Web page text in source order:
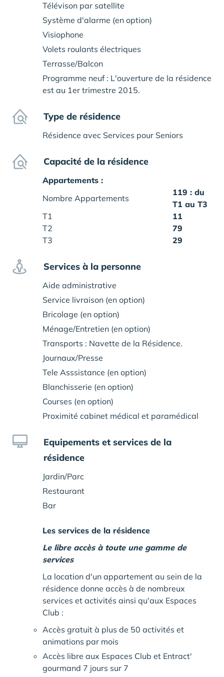
Télévison par satellite
Système d'alarme (en option)
Visiophone
Volets roulants électriques
Terrasse/Balcon
Programme neuf : L'ouverture de la résidence
est au 1er trimestre 2015.
Type de résidence
Résidence avec Services pour Seniors
Capacité de la résidence
Appartements :
Nombre Appartements
119 : du
T1 au T3
T1
11
T2
79
T3
29
Services à la personne
Aide administrative
Service livraison (en option)
Bricolage (en option)
Ménage/Entretien (en option)
Transports : Navette de la Résidence.
Journaux/Presse
Tele Asssistance (en option)
Blanchisserie (en option)
Courses (en option)
Proximité cabinet médical et paramédical
Equipements et services de la
résidence
Jardin/Parc
Restaurant
Bar
Les services de la résidence
Le libre accès à toute une gamme de
services
La location d'un appartement au sein de la
résidence donne accès à de nombreux
services et activités ainsi qu'aux Espaces
Club :
Accès gratuit à plus de 50 activités et
animations par mois
Accès libre aux Espaces Club et Entract'
gourmand 7 jours sur 7